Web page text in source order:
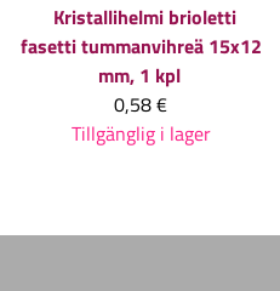
Kristallihelmi brioletti
fasetti tummanvihreä 15x12
mm, 1 kpl
0,58 €
Tillgänglig i lager